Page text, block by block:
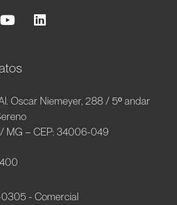
Oscar Niemeyer, 288 / 5º andar
MG – CEP: 34006-049
- Comercial